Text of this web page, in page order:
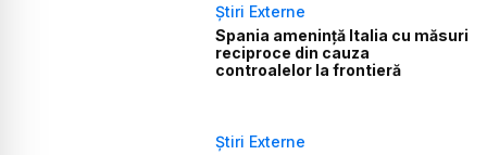
Știri Externe
Spania amenință Italia cu măsuri
reciproce din cauza
controalelor la frontieră
Știri Externe